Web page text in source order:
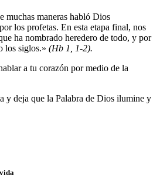
muchas maneras habló Dios
los profetas. En esta etapa final, nos
ha nombrado heredero de todo, y por
los siglos.» (Hb 1, 1-2).
a tu corazón por medio de la
y deja que la Palabra de Dios ilumine y